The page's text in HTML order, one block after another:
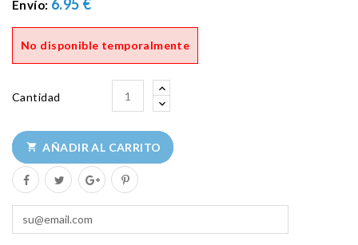
Envío: 6.95 €
No disponible temporalmente
Cantidad
 AÑADIR AL CARRITO